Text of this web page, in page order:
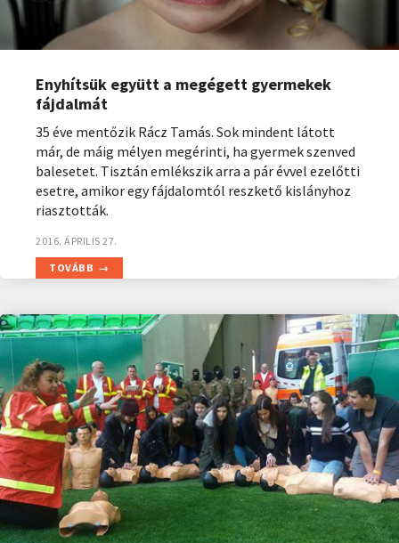
Enyhítsük együtt a megégett gyermekek
fájdalmát
35 éve mentőzik Rácz Tamás. Sok mindent látott
már, de máig mélyen megérinti, ha gyermek szenved
balesetet. Tisztán emlékszik arra a pár évvel ezelőtti
esetre, amikor egy fájdalomtól reszkető kislányhoz
riasztották.
TOVÁBB
2016. ÁPRILIS 27.